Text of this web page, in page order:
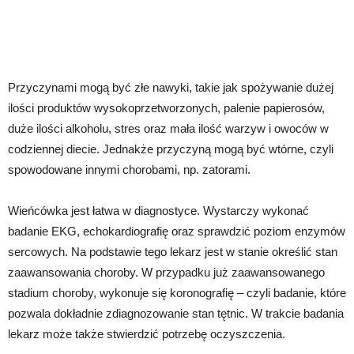
Przyczynami mogą być złe nawyki, takie jak spożywanie dużej
ilości produktów wysokoprzetworzonych, palenie papierosów,
duże ilości alkoholu, stres oraz mała ilość warzyw i owoców w
codziennej diecie. Jednakże przyczyną mogą być wtórne, czyli
spowodowane innymi chorobami, np. zatorami.
Wieńcówka jest łatwa w diagnostyce. Wystarczy wykonać
badanie EKG, echokardiografię oraz sprawdzić poziom enzymów
sercowych. Na podstawie tego lekarz jest w stanie określić stan
zaawansowania choroby. W przypadku już zaawansowanego
stadium choroby, wykonuje się koronografię – czyli badanie, które
pozwala dokładnie zdiagnozowanie stan tętnic. W trakcie badania
lekarz może także stwierdzić potrzebę oczyszczenia.